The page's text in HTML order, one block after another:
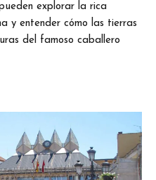
explorar la rica
y entender cómo las tierras
del famoso caballero